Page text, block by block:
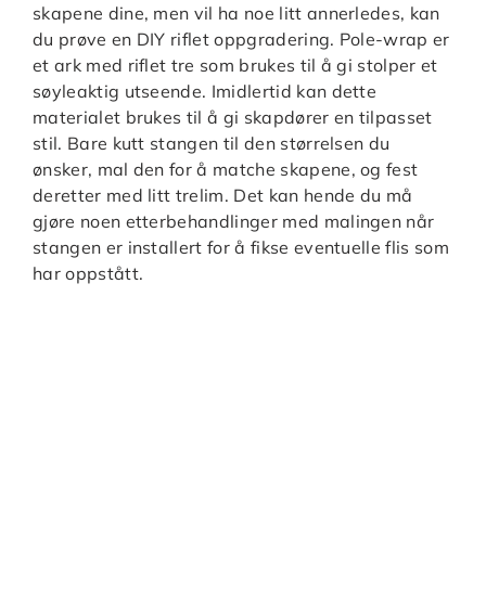
skapene dine, men vil ha noe litt annerledes, kan
du prøve en DIY riflet oppgradering. Pole-wrap er
et ark med riflet tre som brukes til å gi stolper et
søyleaktig utseende. Imidlertid kan dette
materialet brukes til å gi skapdører en tilpasset
stil. Bare kutt stangen til den størrelsen du
ønsker, mal den for å matche skapene, og fest
deretter med litt trelim. Det kan hende du må
gjøre noen etterbehandlinger med malingen når
stangen er installert for å fikse eventuelle flis som
har oppstått.